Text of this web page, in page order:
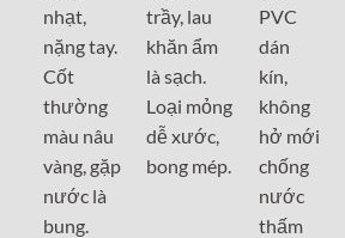
nhạt,
nặng tay.
Cốt
thường
màu nâu
vàng, gặp
nước là
bung.
trầy, lau
khăn ẩm
là sạch.
Loại mỏng
dễ xước,
bong mép.
PVC
dán
kín,
không
hở mới
chống
nước
thấm